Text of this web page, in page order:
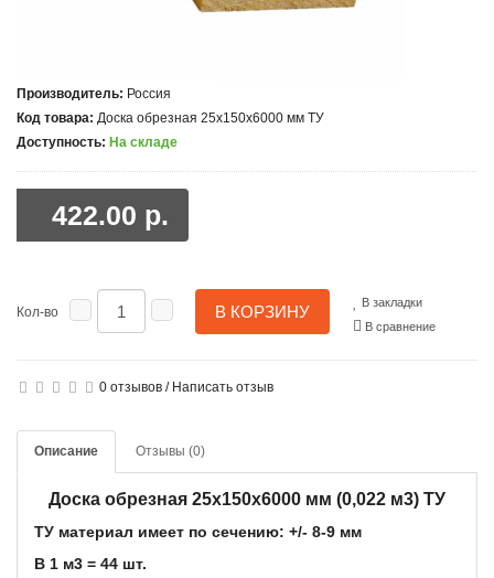
Производитель: Россия
Код товара: Доска обрезная 25x150x6000 мм ТУ
Доступность: На складе
422.00 р.
Кол-во В КОРЗИНУ
В закладки
В сравнение
0 отзывов / Написать отзыв
Описание Отзывы (0)
Доска обрезная 25x150x6000 мм (0,022 м3) ТУ
ТУ материал имеет по сечению: +/- 8-9 мм
В 1 м3 = 44 шт.